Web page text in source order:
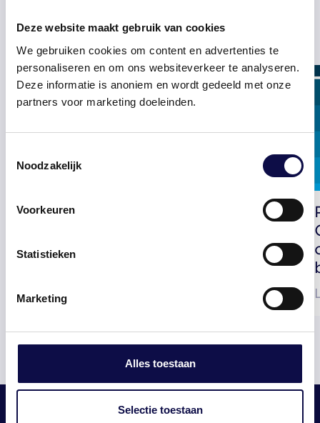
Deze website maakt gebruik van cookies
We gebruiken cookies om content en advertenties te
personaliseren en om ons websiteverkeer te analyseren.
Deze informatie is anoniem en wordt gedeeld met onze
partners voor marketing doeleinden.
Noodzakelijk
Voorkeuren
Statistieken
Marketing
Alles toestaan
Selectie toestaan
Gerelateerde artikelen
Kritisch kijken naar Whk-
Leestijd 1 minuut